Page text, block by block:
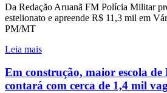
Da Redação Aruanã FM Polícia Militar
estelionato e apreende R$ 11,3 mil em
PM/MT
Leia mais
Em construção, maior escola
contará com cerca de 1,4 mil